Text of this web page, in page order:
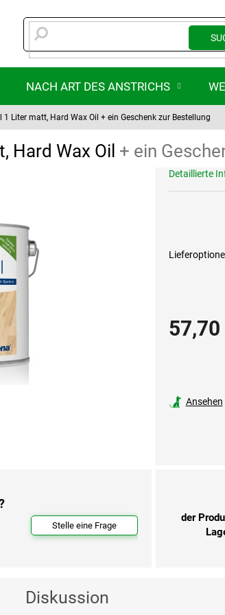
NACH ART DES ANSTRICHS
Liter matt, Hard Wax Oil + ein Geschenk zur Bestellung
Hard Wax Oil + ein
57,70
Detaillierte
Ansehen
Stelle eine Frage
der
Diskussion